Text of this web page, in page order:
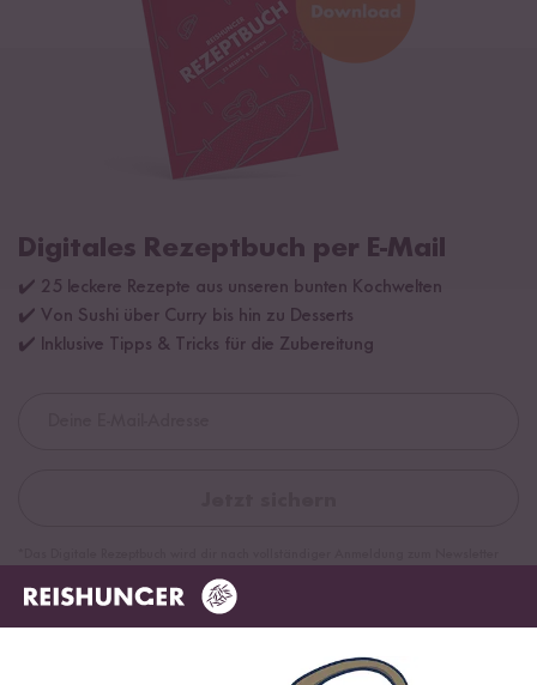
Digitales Rezeptbuch per E-Mail
✔️ 25 leckere Rezepte aus unseren bunten Kochwelten
✔️ Von Sushi über Curry bis hin zu Desserts
✔️ Inklusive Tipps & Tricks für die Zubereitung